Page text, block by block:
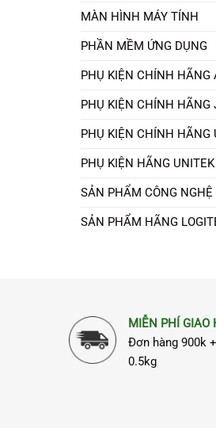
MÀN HÌNH MÁY TÍNH
PHẦN MỀM ỨNG DỤNG
PHỤ KIỆN CHÍNH HÃNG
PHỤ KIỆN CHÍNH HÃNG
PHỤ KIỆN CHÍNH HÃNG
PHỤ KIỆN HÃNG UNITEK
SẢN PHẨM CÔNG NGHỆ
SẢN PHẨM HÃNG
MIỄN PHÍ GIAO
Đơn hàng 900k
0.5kg